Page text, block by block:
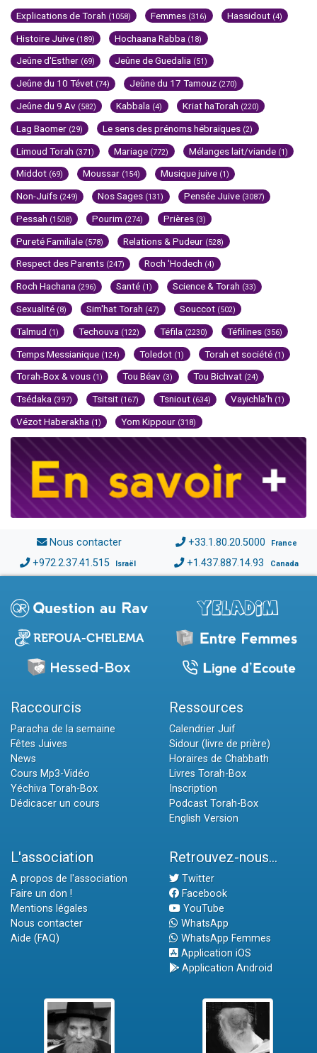
Explications de Torah (1058) Femmes (316) Hassidout (4)
Histoire Juive (189) Hochaana Rabba (18)
Jeûne d'Esther (69) Jeûne de Guedalia (51)
Jeûne du 10 Tévet (74) Jeûne du 17 Tamouz (270)
Jeûne du 9 Av (582) Kabbala (4) Kriat haTorah (220)
Lag Baomer (29) Le sens des prénoms hébraïques (2)
Limoud Torah (371) Mariage (772) Mélanges lait/viande (1)
Middot (69) Moussar (154) Musique juive (1)
Non-Juifs (249) Nos Sages (131) Pensée Juive (3087)
Pessah (1508) Pourim (274) Prières (3)
Pureté Familiale (578) Relations & Pudeur (528)
Respect des Parents (247) Roch 'Hodech (4)
Roch Hachana (296) Santé (1) Science & Torah (33)
Sexualité (8) Sim'hat Torah (47) Souccot (502)
Talmud (1) Techouva (122) Téfila (2230) Téfilines (356)
Temps Messianique (124) Toledot (1) Torah et société (1)
Torah-Box & vous (1) Tou Béav (3) Tou Bichvat (24)
Tsédaka (397) Tsitsit (167) Tsniout (634) Vayichla'h (1)
Vézot Haberakha (1) Yom Kippour (318)
Nous contacter +33.1.80.20.5000 France
+972.2.37.41.515 Israël +1.437.887.14.93 Canada
Raccourcis
Paracha de la semaine
Fêtes Juives
News
Cours Mp3-Vidéo
Yéchiva Torah-Box
Dédicacer un cours
Ressources
Calendrier Juif
Sidour (livre de prière)
Horaires de Chabbath
Livres Torah-Box
Inscription
Podcast Torah-Box
English Version
L'association
A propos de l'association
Faire un don !
Mentions légales
Nous contacter
Aide (FAQ)
Retrouvez-nous...
Twitter
Facebook
YouTube
WhatsApp
WhatsApp Femmes
Application iOS
Application Android